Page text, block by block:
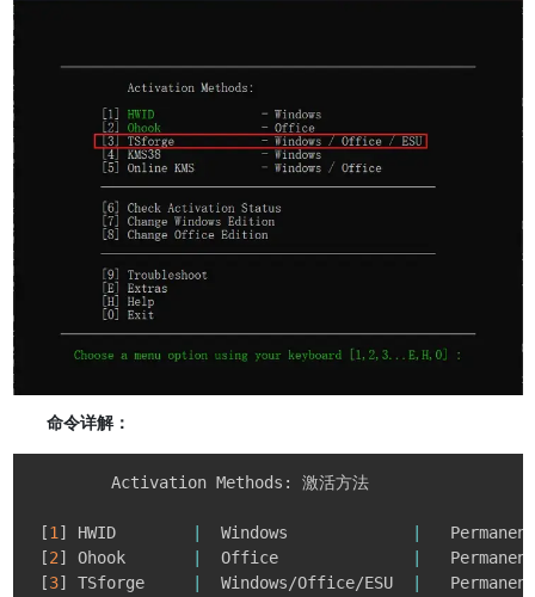
命令详解：
     Activation Methods: 激活方法
[1 ] HWID
  Windows
[2] Ohook
  Office
[3] TSforge
  Windows/Office/ESU